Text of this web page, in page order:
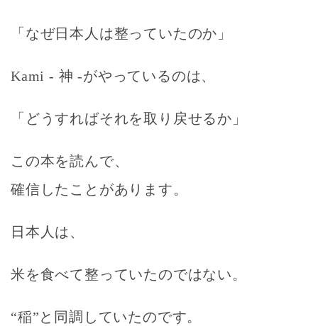
「なぜ日本人は整っていたのか」
Kami - 神 -がやっているのは、
「どうすればそれを取り戻せるか」
この本を読んで、
確信したことがあります。
日本人は、
米を食べて整っていたのではない。
“稲”と同調していたのです。